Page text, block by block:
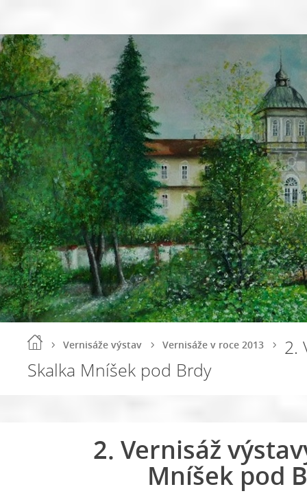
Vernisáže výstav Vernisáže v roce 2013
2.
Skalka Mníšek pod Brdy
2. Vernisáž
Mníšek pod